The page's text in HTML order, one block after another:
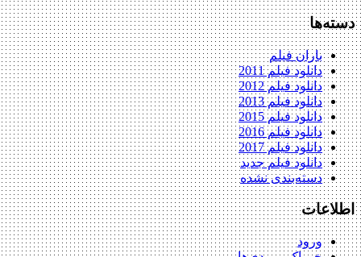
دسته‌ها
باران فیلم
دانلود فیلم 2011
دانلود فیلم 2012
دانلود فیلم 2013
دانلود فیلم 2015
دانلود فیلم 2016
دانلود فیلم 2017
دانلود فیلم جدید
دسته‌بندی نشده
اطلاعات
ورود